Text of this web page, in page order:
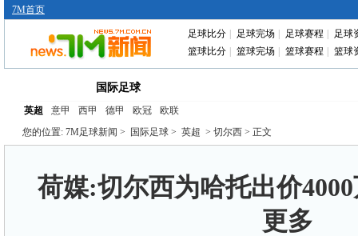
7M首页
足球比分 足球完场 足球赛程
足球
篮球比分
篮球完场 篮球赛程 篮球
国际足球
英超 意甲 西甲 德甲 欧冠
欧联
您的位置: 7M足球新闻 > 国际足球 > 英超 > 切尔西 > 正文
荷媒:切尔西为哈托出价
更多